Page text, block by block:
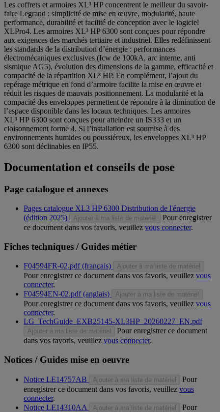
Les coffrets et armoires XL³ HP concentrent le meilleur du savoir-
faire Legrand : simplicité de mise en œuvre, modularité, haute
performance, durabilité et facilité de conception avec le logiciel
XLPro4. Les armoires XL³ HP 6300 sont conçues pour répondre
aux exigences des marchés tertiaire et industriel. Elles redéfinissent
les standards de la distribution d’énergie : performances
électromécaniques exclusives (Icw de 100kA, arc interne, anti
sismique AG5), évolution des dimensions de la gamme, efficacité et
compacité de la répartition XL³ HP. En complément, l’ajout du
repérage métrique en fond d’armoire facilite la mise en œuvre et
réduit les risques de mauvais positionnement. La modularité et la
compacité des enveloppes permettent de répondre à la diminution de
l’espace disponible dans les locaux techniques. Les armoires
XL³ HP 6300 sont conçues pour atteindre un IS333 et un
cloisonnement forme 4. Si l’installation est soumise à des
environnements humides ou poussiéreux, les enveloppes XL³ HP
6300 sont déclinables en IP55.
Documentation et conseils de pose
Page catalogue et annexes
Pages catalogue XL3 HP 6300 Distribution de l'énergie
(édition 2025)
Ajouter à ma liste de matériel
Pour enregistrer
ce document dans vos favoris, veuillez vous connecter.
Fiches techniques / Guides métier
F04594FR-02.pdf (français) Ajouter à ma liste de matériel
Pour enregistrer ce document dans vos favoris, veuillez vous
connecter.
F04594EN-02.pdf (anglais)
Ajouter à ma liste de matériel
Pour enregistrer ce document dans vos favoris, veuillez vous
connecter.
LG_TechGuide_EXB25145-XL3HP_20260227_EN.pdf
Ajouter à ma liste de matériel
Pour enregistrer ce document
dans vos favoris, veuillez vous connecter.
Notices / Guides mise en oeuvre
Notice LE14757AB Ajouter à ma liste de matériel
Pour
enregistrer ce document dans vos favoris, veuillez vous
connecter.
Notice LE14310AA
Ajouter à ma liste de matériel
Pour